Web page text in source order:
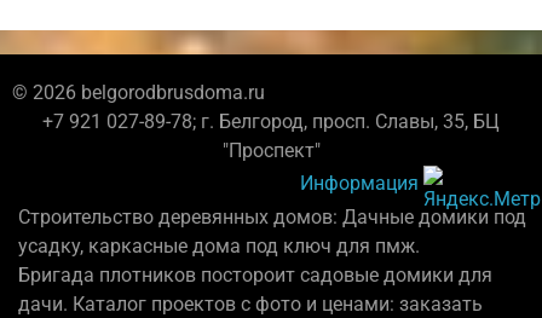
© 2026 belgorodbrusdoma.ru
+7 921 027-89-78; г. Белгород, просп. Славы, 35, БЦ
"Проспект"
Информация
Строительство деревянных домов: Дачные домики под
усадку, каркасные дома под ключ для пмж.
Бригада плотников постороит садовые домики для
дачи. Каталог проектов с фото и ценами: заказать